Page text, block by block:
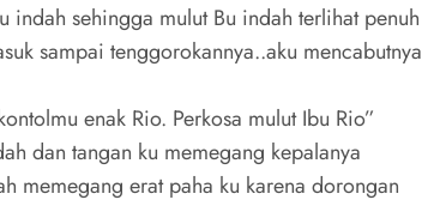
indah sehingga mulut Bu indah terlihat penuh
sampai tenggorokannya..aku mencabutnya
enak Rio. Perkosa mulut Ibu Rio”
dan tangan ku memegang kepalanya
memegang erat paha ku karena dorongan